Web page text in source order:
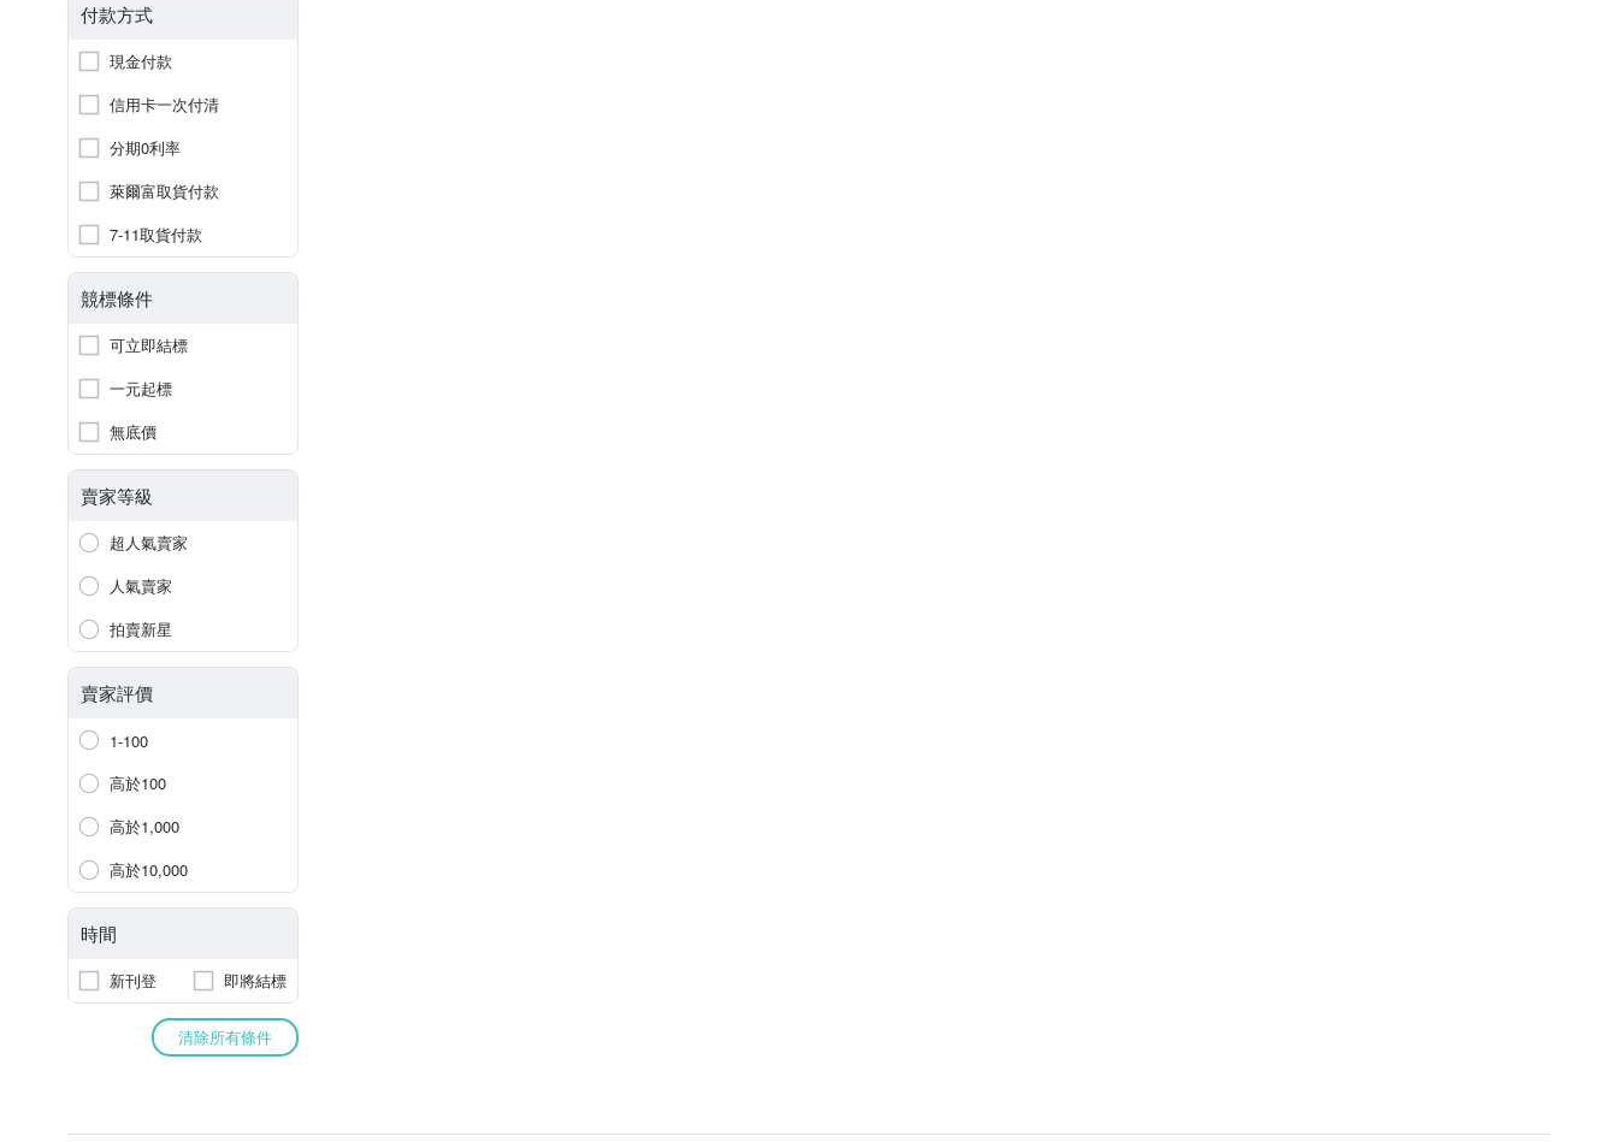
付款方式
現金付款
信用卡一次付清
分期0利率
萊爾富取貨付款
7-11取貨付款
競標條件
可立即結標
一元起標
無底價
賣家等級
超人氣賣家
人氣賣家
拍賣新星
賣家評價
1-100
高於100
高於1,000
高於10,000
時間
新刊登 即將結標
清除所有條件